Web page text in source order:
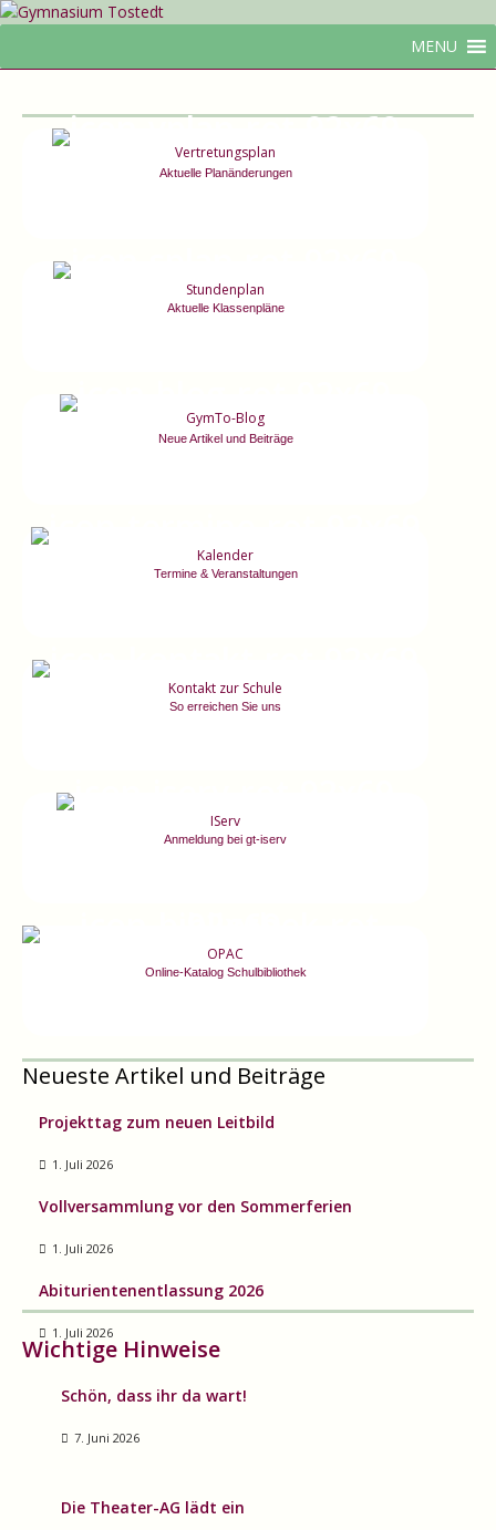
MENU
Vertretungsplan
Aktuelle Planänderungen
Stundenplan
Aktuelle Klassenpläne
GymTo-Blog
Neue Artikel und Beiträge
Kalender
Termine & Veranstaltungen
Kontakt zur Schule
So erreichen Sie uns
IServ
Anmeldung bei gt-iserv
OPAC
Online-Katalog Schulbibliothek
Neueste Artikel und Beiträge
Projekttag zum neuen Leitbild
1. Juli 2026
Vollversammlung vor den Sommerferien
1. Juli 2026
Abiturientenentlassung 2026
1. Juli 2026
Wichtige Hinweise
Schön, dass ihr da wart!
7. Juni 2026
Die Theater-AG lädt ein